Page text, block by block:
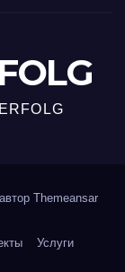
Themeansar
Услуги